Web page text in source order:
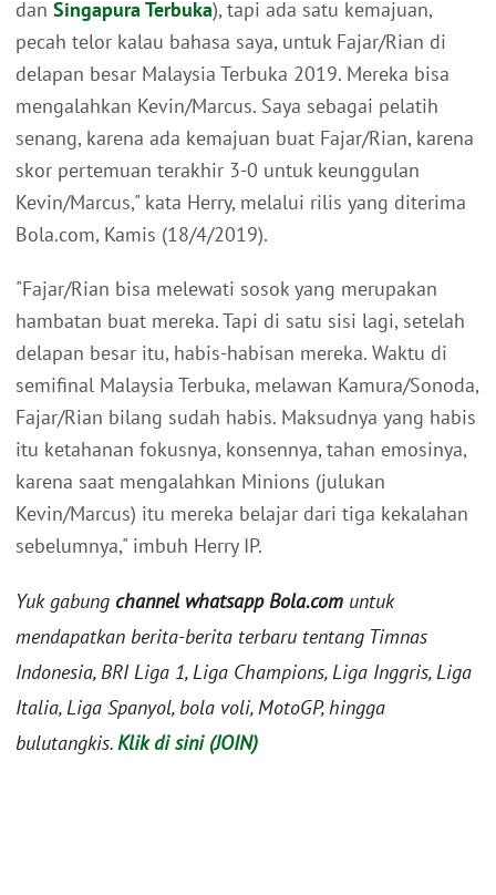
dan Singapura Terbuka), tapi ada satu kemajuan,
pecah telor kalau bahasa saya, untuk Fajar/Rian di
delapan besar Malaysia Terbuka 2019. Mereka bisa
mengalahkan Kevin/Marcus. Saya sebagai pelatih
senang, karena ada kemajuan buat Fajar/Rian, karena
skor pertemuan terakhir 3-0 untuk keunggulan
Kevin/Marcus," kata Herry, melalui rilis yang diterima
Bola.com, Kamis (18/4/2019).
"Fajar/Rian bisa melewati sosok yang merupakan
hambatan buat mereka. Tapi di satu sisi lagi, setelah
delapan besar itu, habis-habisan mereka. Waktu di
semifinal Malaysia Terbuka, melawan Kamura/Sonoda,
Fajar/Rian bilang sudah habis. Maksudnya yang habis
itu ketahanan fokusnya, konsennya, tahan emosinya,
karena saat mengalahkan Minions (julukan
Kevin/Marcus) itu mereka belajar dari tiga kekalahan
sebelumnya," imbuh Herry IP.
Yuk gabung channel whatsapp Bola.com untuk
mendapatkan berita-berita terbaru tentang Timnas
Indonesia, BRI Liga 1, Liga Champions, Liga Inggris, Liga
Italia, Liga Spanyol, bola voli, MotoGP, hingga
bulutangkis.Klik di sini (JOIN)